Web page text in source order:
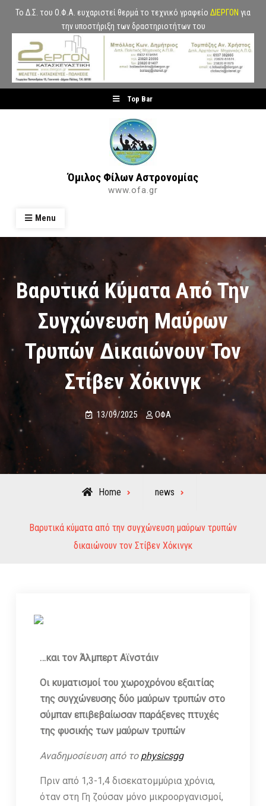
Το Δ.Σ. του Ο.Φ.Α. ευχαριστεί θερμά το τεχνικό γραφείο ΔΙΕΡΓΟΝ για
την υποστήριξη των δραστηριοτήτων του
to
Top Bar
Όμιλος Φίλων Αστρονομίας
www.ofa.gr
Menu
Βαρυτικά Κύματα Από Την
Συγχώνευση Μαύρων
Τρυπών Δικαιώνουν Τον
Στίβεν Χόκινγκ
13/09/2025 ΟΦΑ
Home news
Βαρυτικά κύματα από την συγχώνευση μαύρων τρυπών
δικαιώνουν τον Στίβεν Χόκινγκ
…και τον Άλμπερτ Αϊνστάιν
Οι κυματισμοί του χωροχρόνου εξαιτίας
της συγχώνευσης δύο μαύρων τρυπών στο
σύμπαν επιβεβαίωσαν παράξενες πτυχές
της φυσικής των μαύρων τρυπών
Αναδημοσίευση από το physicsgg
Πριν από 1,3-1,4 δισεκατομμύρια χρόνια,
όταν στη Γη ζούσαν μόνο μικροοργανισμοί,